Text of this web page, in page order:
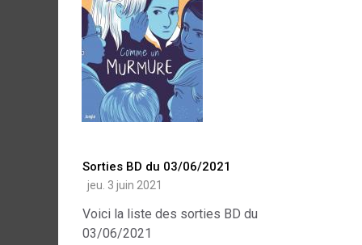
Sorties BD du 03/06/2021
jeu. 3 juin 2021
Voici la liste des sorties BD du
03/06/2021